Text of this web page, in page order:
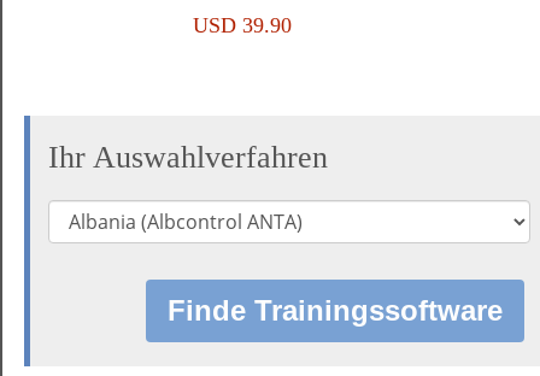
USD 39.90
Ihr Auswahlverfahren